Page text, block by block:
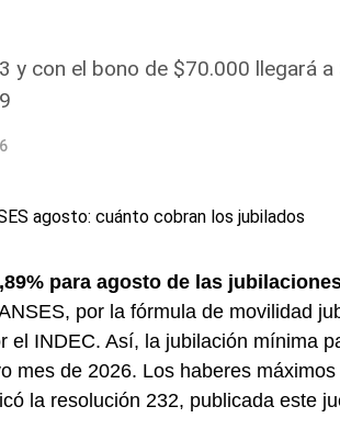
y con el bono de $70.000 llegará
para agosto de las
por la fórmula de movilidad
el INDEC. Así, la jubilación mínima
mes de 2026. Los haberes
la resolución 232, publicada este